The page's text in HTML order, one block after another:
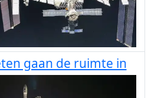
gaan de ruimte in